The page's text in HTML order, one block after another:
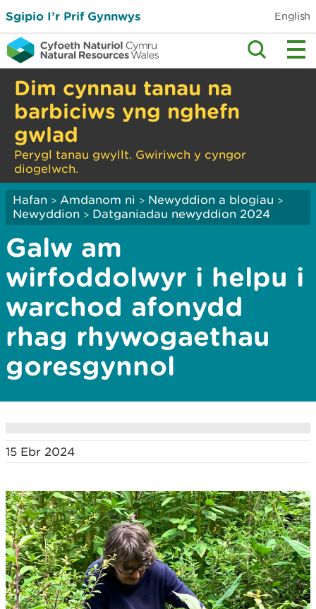
Sgipio I’r Prif Gynnwys English
Dim cynnau tanau na
barbiciws yng nghefn
gwlad
Perygl tanau gwyllt. Gwiriwch y cyngor
diogelwch.
Hafan > Amdanom ni > Newyddion a blogiau >
Newyddion > Datganiadau newyddion 2024
Galw am
wirfoddolwyr i helpu i
warchod afonydd
rhag rhywogaethau
goresgynnol
15 Ebr 2024